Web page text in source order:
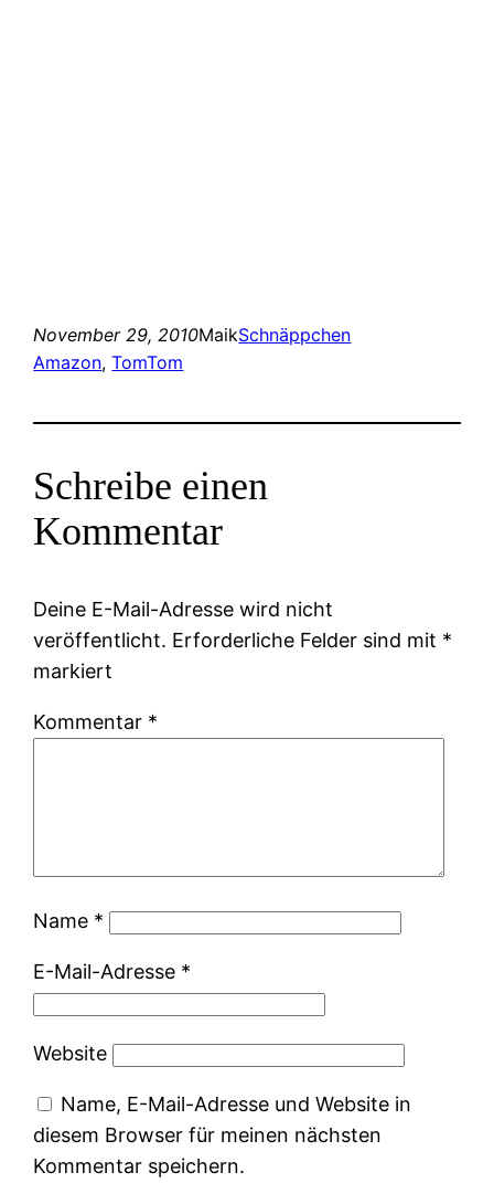
November 29, 2010MaikSchnäppchen
Amazon, TomTom
Schreibe einen
Kommentar
Deine E-Mail-Adresse wird nicht
veröffentlicht. Erforderliche Felder sind mit *
markiert
Kommentar *
Name *
E-Mail-Adresse *
Website
Name, E-Mail-Adresse und Website in
diesem Browser für meinen nächsten
Kommentar speichern.